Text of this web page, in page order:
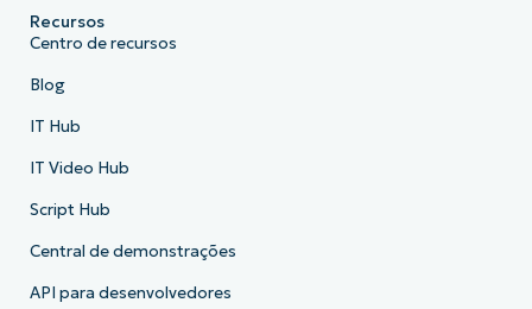
Recursos
Centro de recursos
Blog
IT Hub
IT Video Hub
Script Hub
Central de demonstrações
API para desenvolvedores